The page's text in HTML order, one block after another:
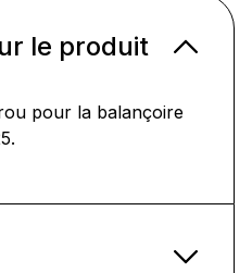
le produit
pour la balançoire